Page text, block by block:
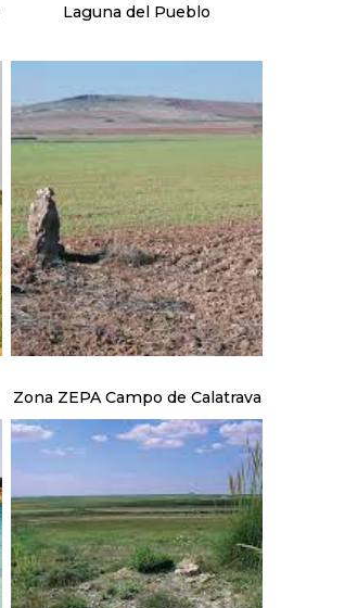
Laguna del Pueblo
Zona ZEPA Campo de Calatrava